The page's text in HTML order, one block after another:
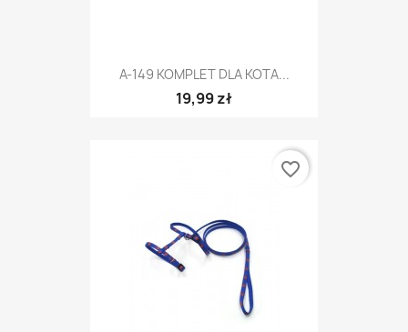
A-149 KOMPLET DLA KOTA...
19,99 zł
favorite_border